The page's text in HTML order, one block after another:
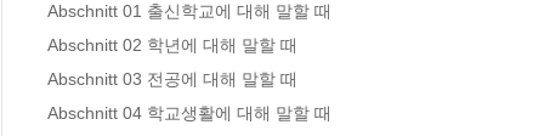
Abschnitt 01 출신학교에 대해 말할 때
Abschnitt 02 학년에 대해 말할 때
Abschnitt 03 전공에 대해 말할 때
Abschnitt 04 학교생활에 대해 말할 때